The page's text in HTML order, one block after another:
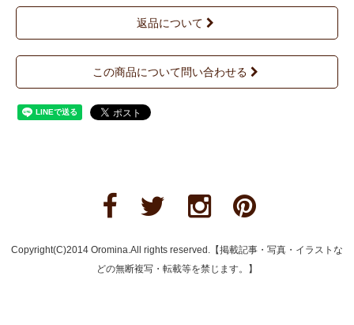
返品について
この商品について問い合わせる
Copyright(C)2014 Oromina.All rights reserved.【掲載記事・写真・イラストな
どの無断複写・転載等を禁じます。】